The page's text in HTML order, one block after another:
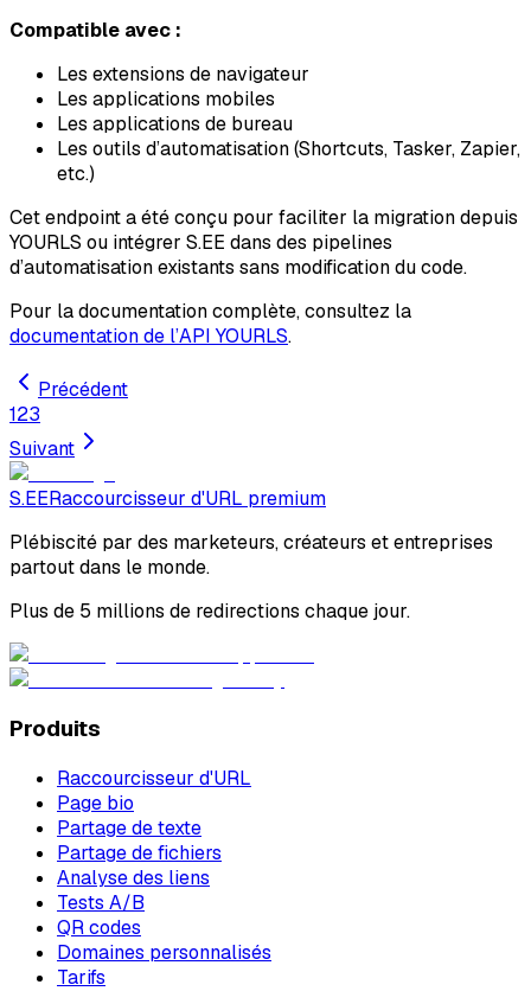
Compatible avec :
Les extensions de navigateur
Les applications mobiles
Les applications de bureau
Les outils d’automatisation (Shortcuts, Tasker, Zapier,
etc.)
Cet endpoint a été conçu pour faciliter la migration depuis
YOURLS ou intégrer S.EE dans des pipelines
d’automatisation existants sans modification du code.
Pour la documentation complète, consultez la
documentation de l’API YOURLS.
Précédent
123
Suivant
S.EERaccourcisseur d'URL premium
Plébiscité par des marketeurs, créateurs et entreprises
partout dans le monde.
Plus de 5 millions de redirections chaque jour.
Produits
Raccourcisseur d'URL
Page bio
Partage de texte
Partage de fichiers
Analyse des liens
Tests A/B
QR codes
Domaines personnalisés
Tarifs